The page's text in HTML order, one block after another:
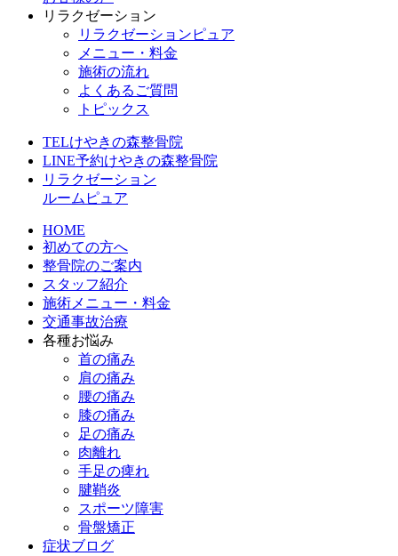
リラクゼーション
リラクゼーションピュア
メニュー・料金
施術の流れ
よくあるご質問
トピックス
TELけやきの森整骨院
LINE予約けやきの森整骨院
リラクゼーション
ルームピュア
HOME
初めての方へ
整骨院のご案内
スタッフ紹介
施術メニュー・料金
交通事故治療
各種お悩み
首の痛み
肩の痛み
腰の痛み
膝の痛み
足の痛み
肉離れ
手足の痺れ
腱鞘炎
スポーツ障害
骨盤矯正
症状ブログ